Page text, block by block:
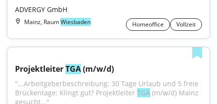
ADVERGY GmbH
Mainz, RaumWiesbaden Homeoffice Vollzeit
Projektleiter TGA (m/w/d)
"...Arbeitgeberbeschreibung: 30 Tage Urlaub und 5 freie
Brückentage: Klingt gut? Projektleiter TGA (m/w/d) Mainz
gesucht..."